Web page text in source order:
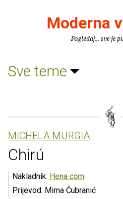
Moderna
Pogledaj... sve je
Sve teme
MICHELA MURGIA
Chirú
Nakladnik: Hena com
Prijevod: Mirna Čubranić